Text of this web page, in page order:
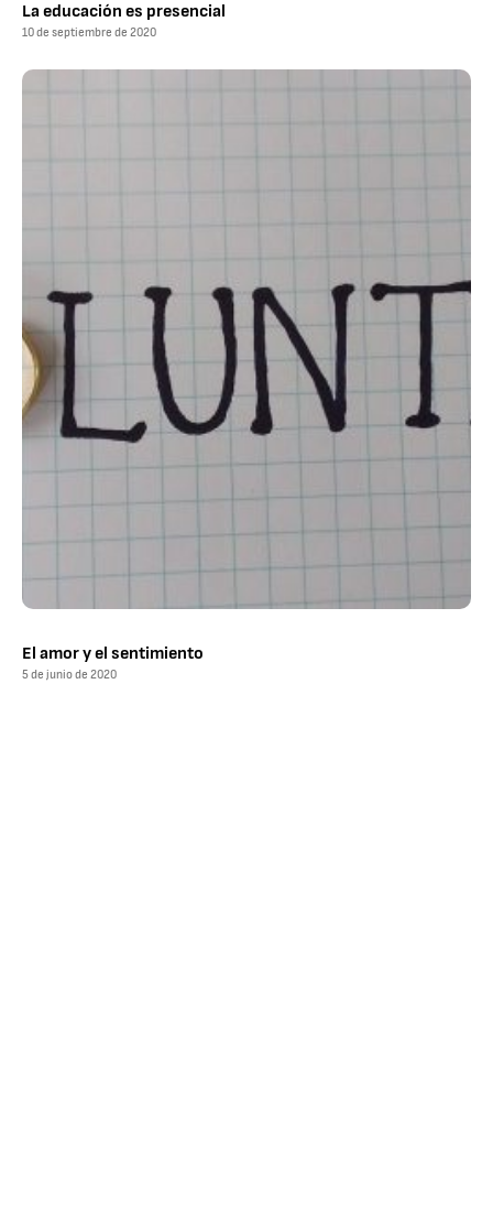
La educación es presencial
10 de septiembre de 2020
El amor y el sentimiento
5 de junio de 2020